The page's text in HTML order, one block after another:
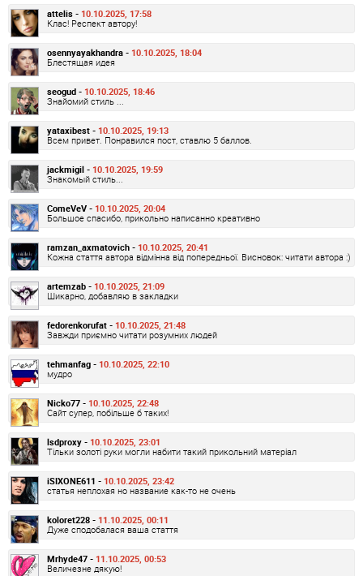
attelis - 10.10.2025, 17:58
Клас! Респект автору!
osennyayakhandra - 10.10.2025, 18:04
Блестящая идея
seogud - 10.10.2025, 18:46
Знайомий стиль ...
yataxibest - 10.10.2025, 19:13
Всем привет. Понравился пост, ставлю 5 баллов.
jackmigil - 10.10.2025, 19:59
Знакомый стиль...
ComeVeV - 10.10.2025, 20:04
Большое спасибо, прикольно написанно креативно
ramzan_axmatovich - 10.10.2025, 20:41
Кожна стаття автора відмінна від попередньої. Висновок: читати автора :)
artemzab - 10.10.2025, 21:09
Шикарно, добавляю в закладки
fedorenkorufat - 10.10.2025, 21:48
Завжди приємно читати розумних людей
tehmanfag - 10.10.2025, 22:10
мудро
Nicko77 - 10.10.2025, 22:48
Сайт супер, побільше б таких!
lsdproxy - 10.10.2025, 23:01
Тільки золоті руки могли набити такий прикольний матеріал
iSIXONE611 - 10.10.2025, 23:42
статья неплохая но название как-то не очень
koloret228 - 11.10.2025, 00:11
Дуже сподобалася ваша стаття
Mrhyde47 - 11.10.2025, 00:53
Величезне дякую!